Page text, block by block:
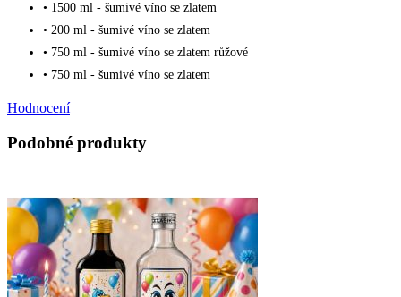
• 1500 ml - šumivé víno se zlatem
• 200 ml - šumivé víno se zlatem
• 750 ml - šumivé víno se zlatem růžové
• 750 ml - šumivé víno se zlatem
Hodnocení
Podobné produkty